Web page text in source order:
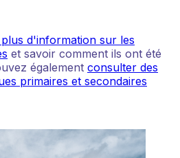
d'information sur les
et savoir comment ils ont été
également consulter des
primaires et secondaires